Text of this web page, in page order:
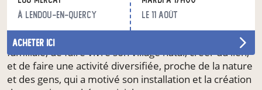
à Lendou-en-Quercy
le 11 août
acheter ici
etc)...
Pour Mathilde c'est l'envie de reprendre la ferme
familiale, de faire vivre son village natal, créer du lien,
et de faire une activité diversifiée, proche de la nature
et des gens, qui a motivé son installation et la création